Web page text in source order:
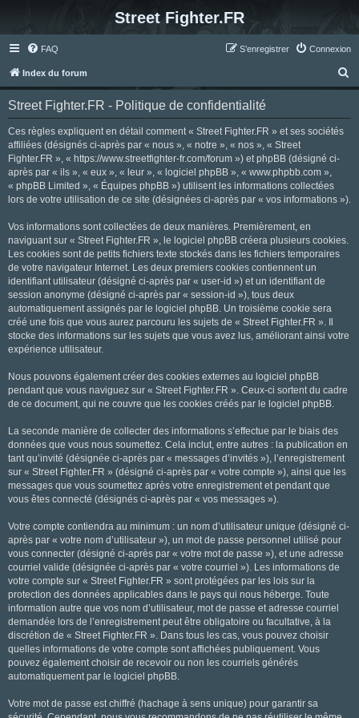
Street Fighter.FR
FAQ Connexion
S’enregistrer
Index du forum
e
Street Fighter.FR - Politique de confidentialité
Ces règles expliquent en détail comment « Street Fighter.FR » et ses sociétés
affiliées (désignés ci-après par « nous », « notre », « nos », « Street
Fighter.FR », « https://www.streetfighter-fr.com/forum ») et phpBB (désigné ci-
après par « ils », « eux », « leur », « logiciel phpBB », « www.phpbb.com »,
« phpBB Limited », « Équipes phpBB ») utilisent les informations collectées
lors de votre utilisation de ce site (désignées ci-après par « vos informations »).
Vos informations sont collectées de deux manières. Premièrement, en
naviguant sur « Street Fighter.FR », le logiciel phpBB créera plusieurs cookies.
Les cookies sont de petits fichiers texte stockés dans les fichiers temporaires
de votre navigateur Internet. Les deux premiers cookies contiennent un
identifiant utilisateur (désigné ci-après par « user-id ») et un identifiant de
session anonyme (désigné ci-après par « session-id »), tous deux
automatiquement assignés par le logiciel phpBB. Un troisième cookie sera
créé une fois que vous aurez parcouru les sujets de « Street Fighter.FR ». Il
stocke des informations sur les sujets que vous avez lus, améliorant ainsi votre
expérience utilisateur.
Nous pouvons également créer des cookies externes au logiciel phpBB
pendant que vous naviguez sur « Street Fighter.FR ». Ceux-ci sortent du cadre
de ce document, qui ne couvre que les cookies créés par le logiciel phpBB.
La seconde manière de collecter des informations s’effectue par le biais des
données que vous nous soumettez. Cela inclut, entre autres : la publication en
tant qu’invité (désignée ci-après par « messages d’invités »), l’enregistrement
sur « Street Fighter.FR » (désigné ci-après par « votre compte »), ainsi que les
messages que vous soumettez après votre enregistrement et pendant que
vous êtes connecté (désignés ci-après par « vos messages »).
Votre compte contiendra au minimum : un nom d’utilisateur unique (désigné ci-
après par « votre nom d’utilisateur »), un mot de passe personnel utilisé pour
vous connecter (désigné ci-après par « votre mot de passe »), et une adresse
courriel valide (désignée ci-après par « votre courriel »). Les informations de
votre compte sur « Street Fighter.FR » sont protégées par les lois sur la
protection des données applicables dans le pays qui nous héberge. Toute
information autre que vos nom d’utilisateur, mot de passe et adresse courriel
demandée lors de l’enregistrement peut être obligatoire ou facultative, à la
discrétion de « Street Fighter.FR ». Dans tous les cas, vous pouvez choisir
quelles informations de votre compte sont affichées publiquement. Vous
pouvez également choisir de recevoir ou non les courriels générés
automatiquement par le logiciel phpBB.
Votre mot de passe est chiffré (hachage à sens unique) pour garantir sa